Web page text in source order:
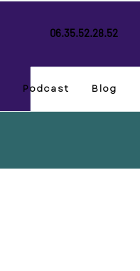
06.35.52.28.52
Podcast Blog